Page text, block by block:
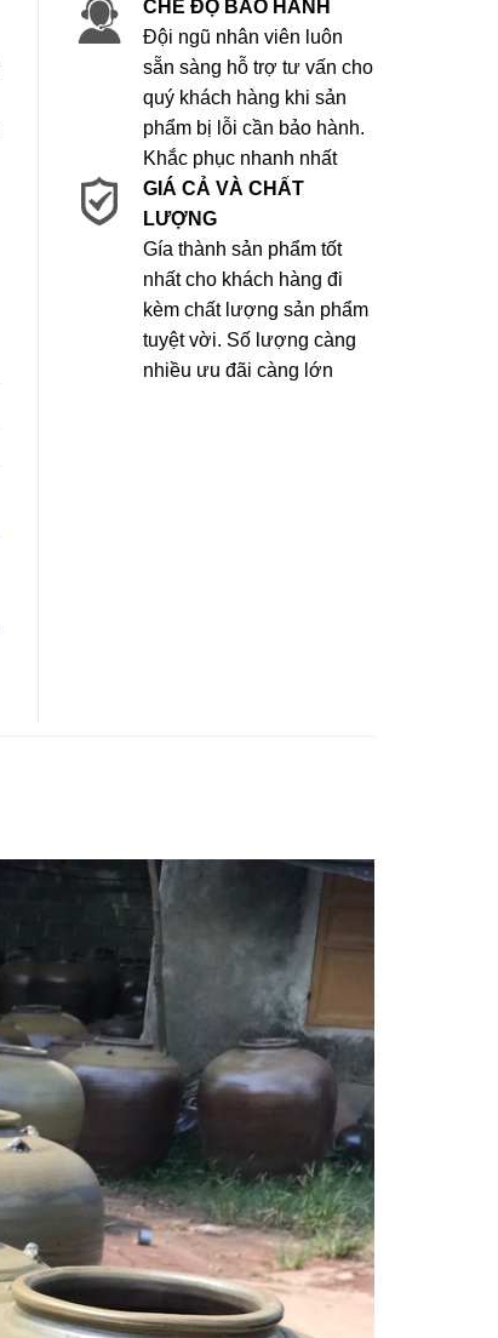
CHẾ ĐỘ BẢO HÀNH
Đội ngũ nhân viên luôn
sẵn sàng hỗ trợ tư vấn cho
quý khách hàng khi sản
phẩm bị lỗi cần bảo hành.
Khắc phục nhanh nhất
GIÁ CẢ VÀ CHẤT
LƯỢNG
Gía thành sản phẩm tốt
nhất cho khách hàng đi
kèm chất lượng sản phẩm
tuyệt vời. Số lượng càng
nhiều ưu đãi càng lớn